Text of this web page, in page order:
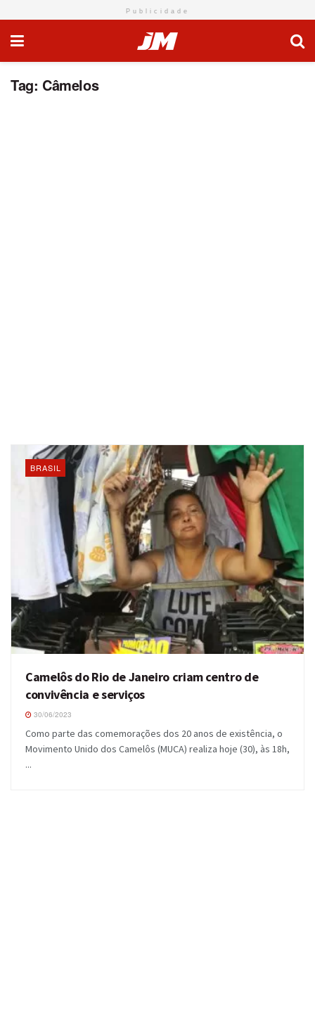
Publicidade
Tag: Câmelos
BRASIL
Camelôs do Rio de Janeiro criam centro de
convivência e serviços
30/06/2023
Como parte das comemorações dos 20 anos de existência, o
Movimento Unido dos Camelôs (MUCA) realiza hoje (30), às 18h,
...